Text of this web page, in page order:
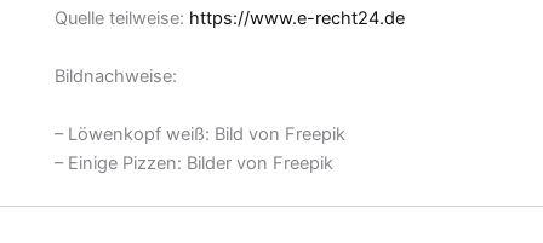
Quelle teilweise: https://www.e-recht24.de
Bildnachweise:
– Löwenkopf weiß: Bild von Freepik
– Einige Pizzen: Bilder von Freepik